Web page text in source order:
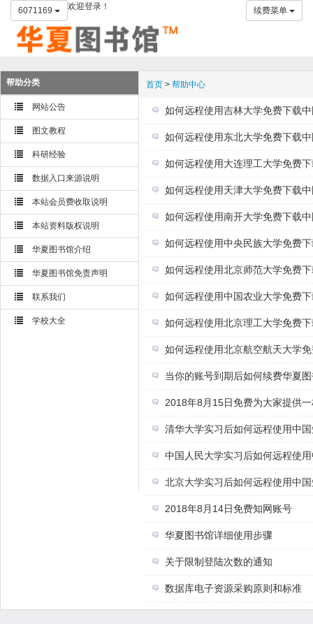
6071169 欢迎登录！ 续费菜单
帮助分类
网站公告
图文教程
科研经验
数据入口来源说明
本站会员费收取说明
本站资料版权说明
华夏图书馆介绍
华夏图书馆免责声明
联系我们
学校大全
首页 > 帮助中心
如何远程使用吉林大学免费下载
如何远程使用东北大学免费下载
如何远程使用大连理工大学免费
如何远程使用天津大学免费下载
如何远程使用南开大学免费下载
如何远程使用中央民族大学免费
如何远程使用北京师范大学免费
如何远程使用中国农业大学免费
如何远程使用北京理工大学免费
如何远程使用北京航空航天大学
当你的账号到期后如何续费华夏
2018年8月15日免费为大家提供
清华大学实习后如何远程使用中
中国人民大学实习后如何远程使
北京大学实习后如何远程使用中
2018年8月14日免费知网账号
华夏图书馆详细使用步骤
关于限制登陆次数的通知
数据库电子资源采购原则和标准